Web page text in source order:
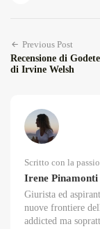
Previous Post
Recensione di
di Irvine Welsh
Scritto con la
Irene Pinamonti
Giurista ed
nuove frontiere
addicted ma